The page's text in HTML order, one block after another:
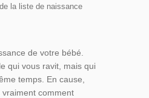
la liste de naissance
de votre bébé.
qui vous ravit, mais qui
temps. En cause,
comment